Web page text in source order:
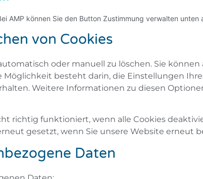
AMP können Sie den Button Zustimmung verwalten unten
von Cookies
oder manuell zu löschen. Sie
besteht darin, die Einstellungen
Weitere Informationen zu diesen
richtig funktioniert, wenn alle Cookies
gesetzt, wenn Sie unsere Website erneut
Daten